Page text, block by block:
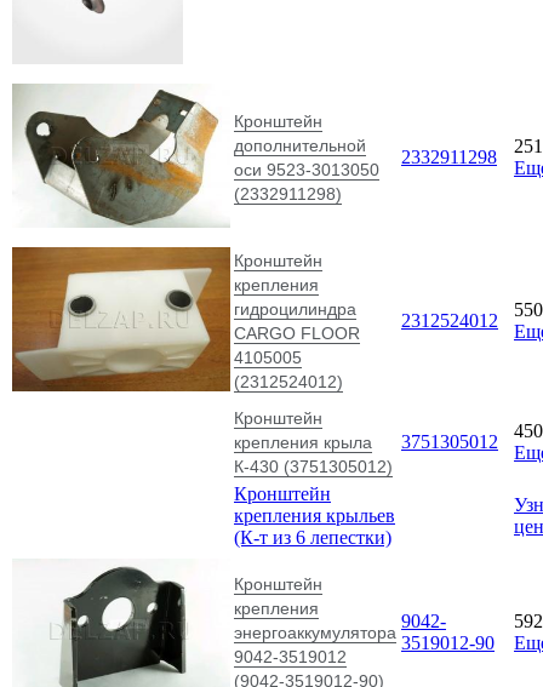
Кронштейн
дополнительной
оси 9523-3013050
(2332911298)
2332911298
Кронштейн
крепления
гидроцилиндра
CARGO FLOOR
4105005
(2312524012)
2312524012
Кронштейн
крепления крыла
К-430 (3751305012)
3751305012
Кронштейн
крепления крыльев
(К-т из 6 лепестки)
Кронштейн
крепления
энергоаккумулятора
9042-3519012
(9042-3519012-90)
9042-
3519012-90